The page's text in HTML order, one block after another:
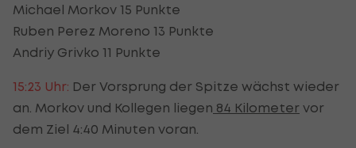
Michael Morkov 15 Punkte
Ruben Perez Moreno 13 Punkte
Andriy Grivko 11 Punkte
15:23 Uhr: Der Vorsprung der Spitze wächst wieder
an. Morkov und Kollegen liegen 84 Kilometer vor
dem Ziel 4:40 Minuten voran.